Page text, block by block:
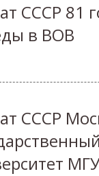
СССР 81
в ВОВ
СССР